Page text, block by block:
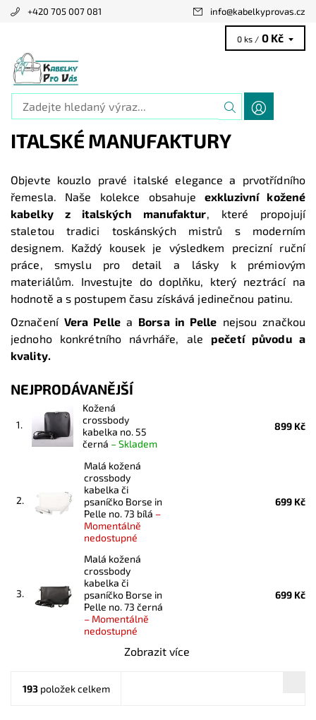
+420 705 007 081 info@kabelkyprovas.cz
0 ks / 0 Kč
ITALSKÉ MANUFAKTURY
Objevte kouzlo pravé italské elegance a prvotřídního
řemesla. Naše kolekce obsahujeexkluzivní kožené
kabelky z italských manufaktur, které propojují
staletou tradici toskánských mistrů s moderním
designem. Každý kousek je výsledkem precizní ruční
práce, smyslu pro detail a lásky k prémiovým
materiálům. Investujte do doplňku, který neztrácí na
hodnotě a s postupem času získává jedinečnou patinu.
Označení Vera Pellea Borsa in Pelle nejsou značkou
jednoho konkrétního návrháře, ale pečetí původu a
kvality.
NEJPRODÁVANĚJŠÍ
1.
Kožená
crossbody
kabelka no. 55
černá –Skladem
899 Kč
2.
Malá kožená
crossbody
kabelka či
psaníčko Borse in
Pelle no. 73 bílá –
Momentálně
nedostupné
699 Kč
3.
Malá kožená
crossbody
kabelka či
psaníčko Borse in
Pelle no. 73 černá
– Momentálně
nedostupné
699 Kč
Zobrazit více
193 položek celkem